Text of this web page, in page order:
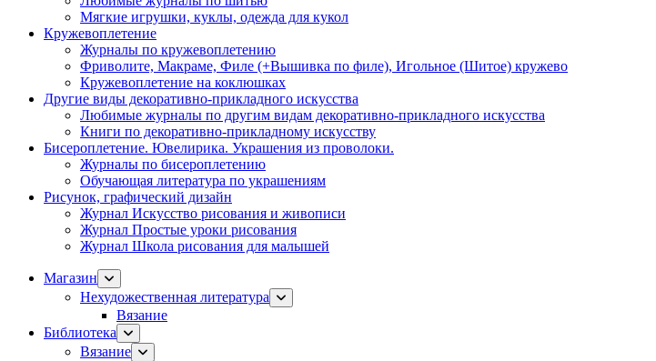
Мягкие игрушки, куклы, одежда для кукол
Кружевоплетение
Журналы по кружевоплетению
Фриволите, Макраме, Филе (+Вышивка по филе), Игольное (Шитое) кружево
Кружевоплетение на коклюшках
Другие виды декоративно-прикладного искусства
Любимые журналы по другим видам декоративно-прикладного искусства
Книги по декоративно-прикладному искусству
Бисероплетение. Ювелирика. Украшения из проволоки.
Журналы по бисероплетению
Обучающая литература по украшениям
Рисунок, графический дизайн
Журнал Искусство рисования и живописи
Журнал Простые уроки рисования
Журнал Школа рисования для малышей
Магазин
Нехудожественная литература
Вязание
Библиотека
Вязание